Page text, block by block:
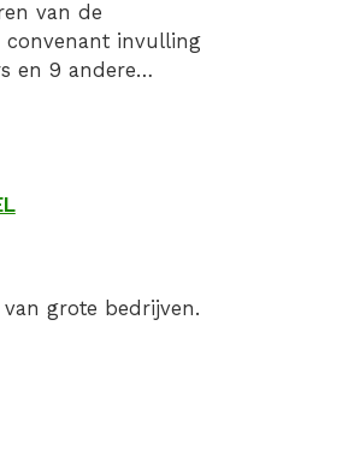
van de
convenant invulling
en 9 andere
grote bedrijven.